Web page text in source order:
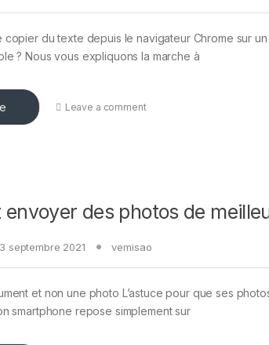
du texte depuis le navigateur Chrome sur
? Nous vous expliquons la marche à
Leave a comment
envoyer des photos de
septembre 2021 vemisao
et non une photo L’astuce pour que ses
smartphone repose simplement sur